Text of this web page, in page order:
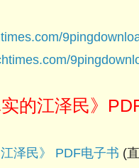
的江泽民》
江泽民》 PDF电子书 (